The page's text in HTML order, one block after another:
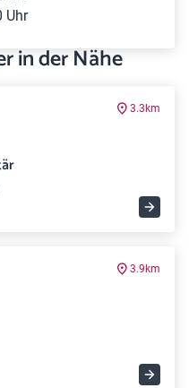
Uhr
in der Nähe
3.3km
3.9km